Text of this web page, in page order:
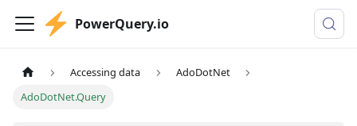
PowerQuery.io
Accessing data
AdoDotNet
AdoDotNet.Query